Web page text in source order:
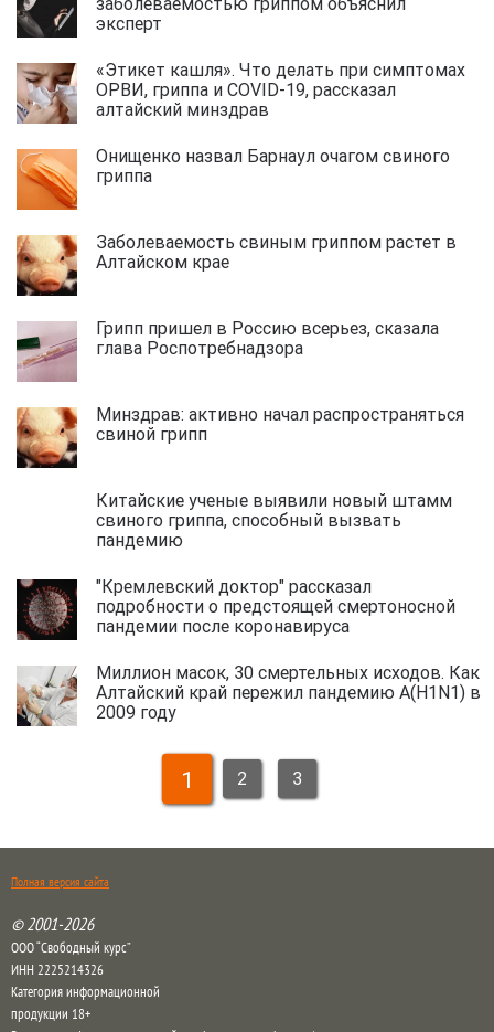
эксперт
«Этикет кашля». Что делать при симптомах
ОРВИ, гриппа и COVID-19, рассказал
алтайский минздрав
Онищенко назвал Барнаул очагом свиного
гриппа
Заболеваемость свиным гриппом растет в
Алтайском крае
Грипп пришел в Россию всерьез, сказала
глава Роспотребнадзора
Минздрав: активно начал распространяться
свиной грипп
Китайские ученые выявили новый штамм
свиного гриппа, способный вызвать
пандемию
"Кремлевский доктор" рассказал
подробности о предстоящей смертоносной
пандемии после коронавируса
Миллион масок, 30 смертельных исходов. Как
Алтайский край пережил пандемию A(H1N1) в
2009 году
1 2 3
Полная версия сайта
© 2001-2026
ООО “Свободный курс”
ИНН 2225214326
Категория информационной
продукции 18+